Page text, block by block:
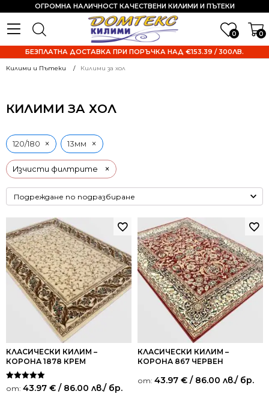
0 0
ОГРОМНА НАЛИЧНОСТ КАЧЕСТВЕНИ КИЛИМИ И ПЪТЕКИ
БЕЗПЛАТНА ДОСТАВКА ПРИ ПОРЪЧКА НАД €153.39 / 300ЛВ.
Килими и Пътеки Килими за хол
КИЛИМИ ЗА ХОЛ
Изчисти филтрите ×
120/180 × 13мм ×
КЛАСИЧЕСКИ КИЛИМ –
КОРОНА 1878 КРЕМ
Оценено на
5.00
от: 43.97 € / 86.00 лв./ бр.
КЛАСИЧЕСКИ КИЛИМ –
КОРОНА 867 ЧЕРВЕН
от: 43.97 € / 86.00 лв./ бр.